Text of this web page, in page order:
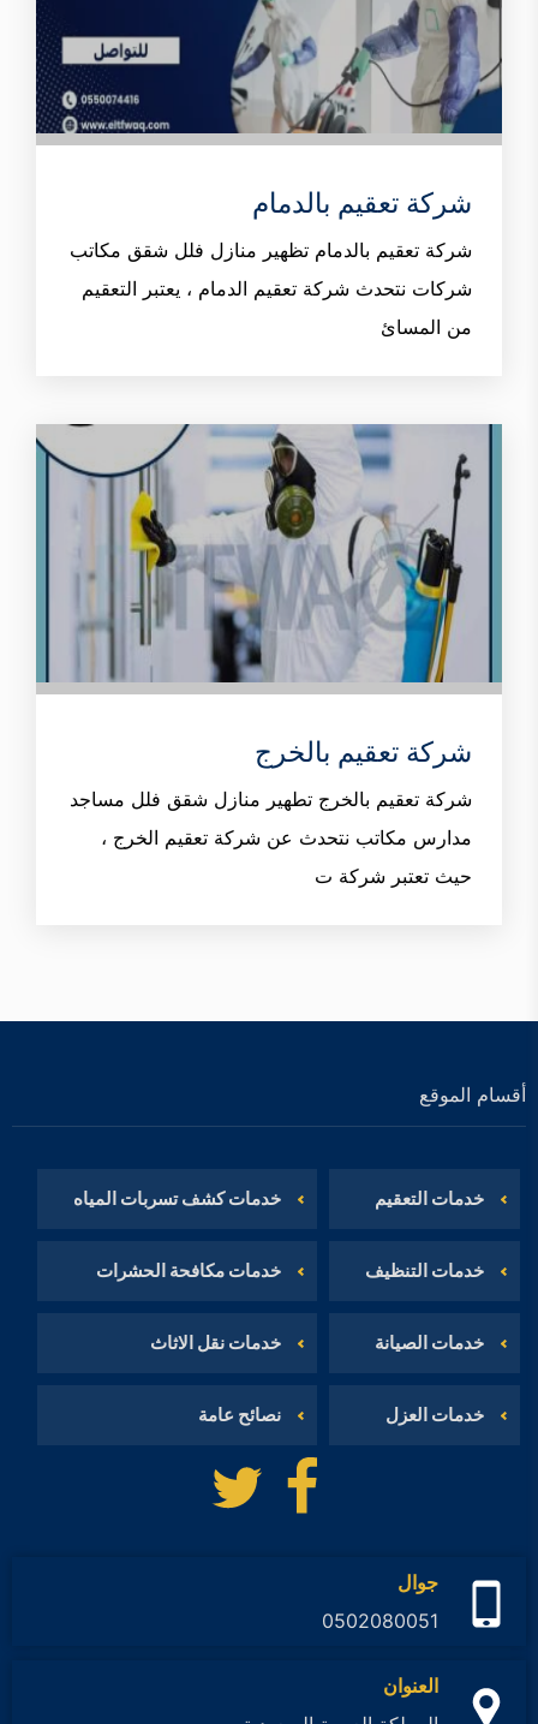
شركة تعقيم بالدمام
شركة تعقيم بالدمام تظهير منازل فلل شقق مكاتب
شركات نتحدث شركة تعقيم الدمام ، يعتبر التعقيم
من المسائ
شركة تعقيم بالخرج
شركة تعقيم بالخرج تطهير منازل شقق فلل مساجد
مدارس مكاتب نتحدث عن شركة تعقيم الخرج ،
حيث تعتبر شركة ت
أقسام الموقع
خدمات التعقيم
خدمات التنظيف
خدمات الصيانة
خدمات العزل
خدمات كشف تسربات المياه
خدمات مكافحة الحشرات
خدمات نقل الاثاث
نصائح عامة
تابعنا
تابعنا
على
جوال
0502080051
العنوان